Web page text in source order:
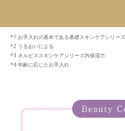
お手入れの基本である基礎スキンケアシリー
うるおいによる
オルビススキンケアシリーズ内保湿力
年齢に応じたお手入れ